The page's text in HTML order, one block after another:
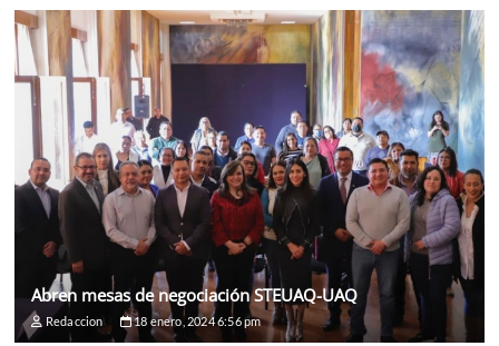
Abren mesas de negociación STEUAQ-UAQ
Redaccion 18 enero, 2024 6:56 pm